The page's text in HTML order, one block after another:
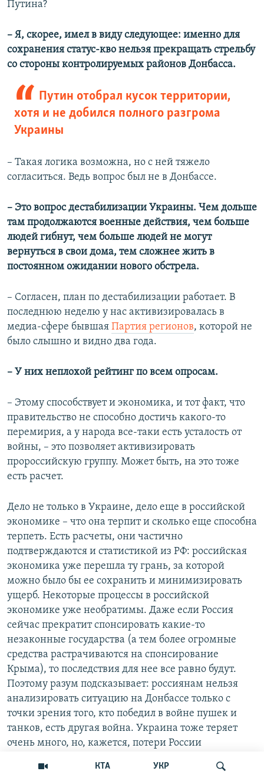
КТА УКР
Путина?
–​ Я, скорее, имел в виду следующее: именно для
сохранения статус-кво нельзя прекращать стрельбу
со стороны контролируемых районов Донбасса.
Путин отобрал кусок территории,
хотя и не добился полного разгрома
Украины
–​ Такая логика возможна, но с ней тяжело
согласиться. Ведь вопрос был не в Донбассе.
– Это вопрос дестабилизации Украины. Чем дольше
там продолжаются военные действия, чем больше
людей гибнут, чем больше людей не могут
вернуться в свои дома, тем сложнее жить в
постоянном ожидании нового обстрела.
–​ Согласен, план по дестабилизации работает. В
последнюю неделю у нас активизировалась в
медиа-сфере бывшая Партия регионов, которой не
было слышно и видно два года.
– У них неплохой рейтинг по всем опросам.
– Этому способствует и экономика, и тот факт, что
правительство не способно достичь какого-то
перемирия, а у народа все-таки есть усталость от
войны, – это позволяет активизировать
пророссийскую группу. Может быть, на это тоже
есть расчет.
Дело не только в Украине, дело еще в российской
экономике – что она терпит и сколько еще способна
терпеть. Есть расчеты, они частично
подтверждаются и статистикой из РФ: российская
экономика уже перешла ту грань, за которой
можно было бы ее сохранить и минимизировать
ущерб. Некоторые процессы в российской
экономике уже необратимы. Даже если Россия
сейчас прекратит спонсировать какие-то
незаконные государства (а тем более огромные
средства растрачиваются на спонсирование
Крыма), то последствия для нее все равно будут.
Поэтому разум подсказывает: россиянам нельзя
анализировать ситуацию на Донбассе только с
точки зрения того, кто победил в войне пушек и
танков, есть другая война. Украина тоже теряет
очень много, но, кажется, потери России